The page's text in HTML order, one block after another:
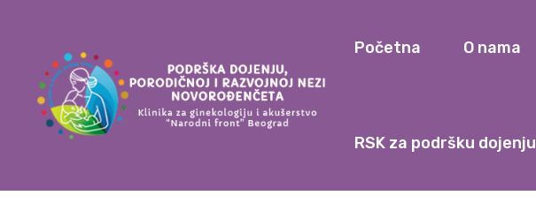
Početna O nama
RSK za podršku dojenju